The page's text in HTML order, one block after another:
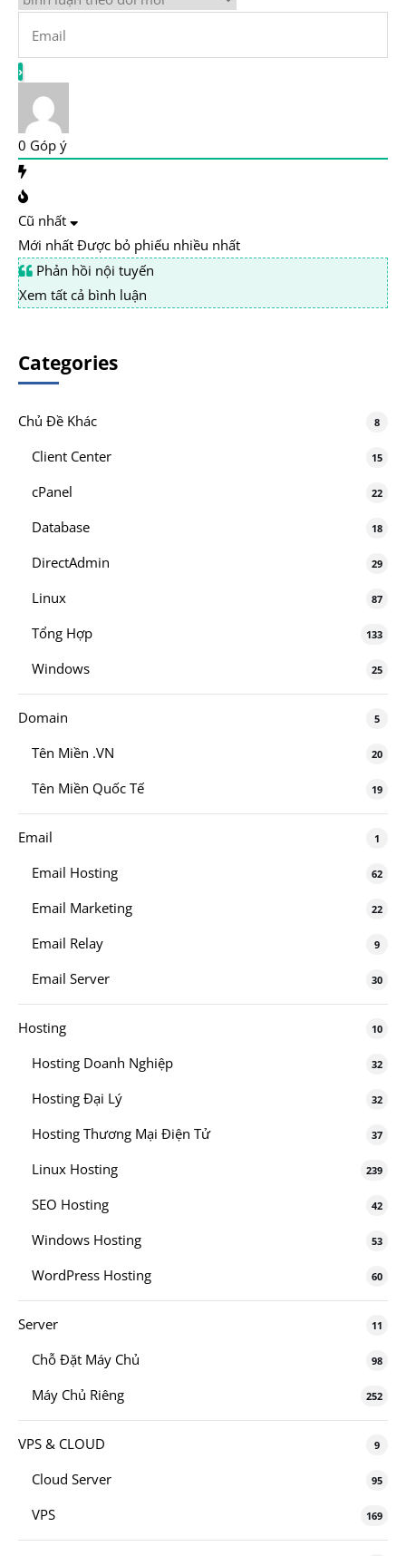
0 Góp ý
Cũ nhất
Mới nhất Được bỏ phiếu nhiều nhất
Phản hồi nội tuyến
Xem tất cả bình luận
Categories
Chủ Đề Khác 8
Client Center 15
cPanel 22
Database 18
DirectAdmin 29
Linux 87
Tổng Hợp 133
Windows 25
Domain 5
Tên Miền .VN 20
Tên Miền Quốc Tế 19
Email 1
Email Hosting 62
Email Marketing 22
Email Relay 9
Email Server 30
Hosting 10
Hosting Doanh Nghiệp 32
Hosting Đại Lý 32
Hosting Thương Mại Điện Tử 37
Linux Hosting 239
SEO Hosting 42
Windows Hosting 53
WordPress Hosting 60
Server 11
Chỗ Đặt Máy Chủ 98
Máy Chủ Riêng 252
VPS & CLOUD 9
Cloud Server 95
VPS 169